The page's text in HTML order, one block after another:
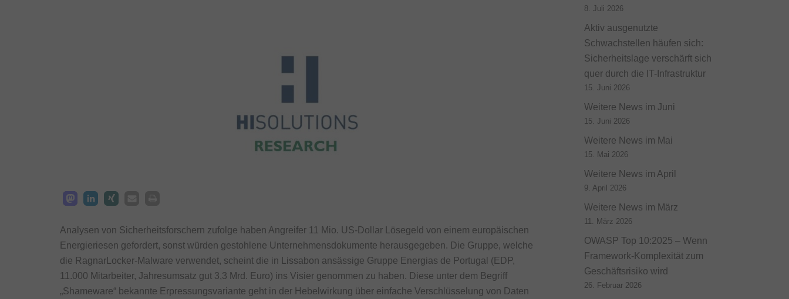
Analysen von Sicherheitsforschern zufolge haben Angreifer 11 Mio. US-Dollar Lösegeld von einem europäischen
Energieriesen gefordert, sonst würden gestohlene Unternehmensdokumente herausgegeben. Die Gruppe, welche
die RagnarLocker-Malware verwendet, scheint die in Lissabon ansässige Gruppe Energias de Portugal (EDP,
11.000 Mitarbeiter, Jahresumsatz gut 3,3 Mrd. Euro) ins Visier genommen zu haben. Diese unter dem Begriff
„Shameware“ bekannte Erpressungsvariante geht in der Hebelwirkung über einfache Verschlüsselung von Daten
8. Juli 2026
Aktiv ausgenutzte
Schwachstellen häufen sich:
Sicherheitslage verschärft sich
quer durch die IT-Infrastruktur
15. Juni 2026
Weitere News im Juni
15. Juni 2026
Weitere News im Mai
15. Mai 2026
Weitere News im April
9. April 2026
Weitere News im März
11. März 2026
OWASP Top 10:2025 – Wenn
Framework-Komplexität zum
Geschäftsrisiko wird
26. Februar 2026